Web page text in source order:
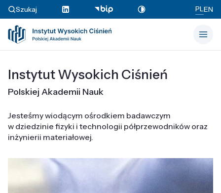
Szukaj PLEN
Instytut Wysokich Ciśnień
Polskiej Akademii Nauk
Jesteśmy wiodącym ośrodkiem badawczym
w dziedzinie fizyki i technologii półprzewodników oraz
inżynierii materiałowej.